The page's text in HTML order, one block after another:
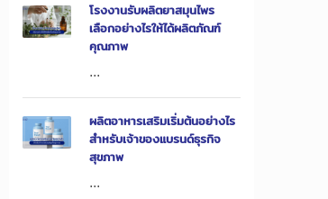
โรงงานรับผลิตยาสมุนไพร
เลือกอย่างไรให้ได้ผลิตภัณฑ์
คุณภาพ
...
ผลิตอาหารเสริมเริ่มต้นอย่างไร
สำหรับเจ้าของแบรนด์ธุรกิจ
สุขภาพ
...